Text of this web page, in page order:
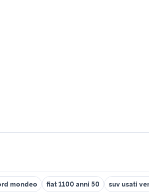
mondeo fiat 1100 anni 50 suv usati